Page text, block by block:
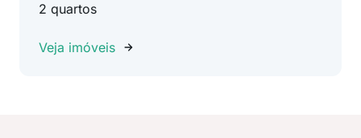
2 quartos
Veja imóveis